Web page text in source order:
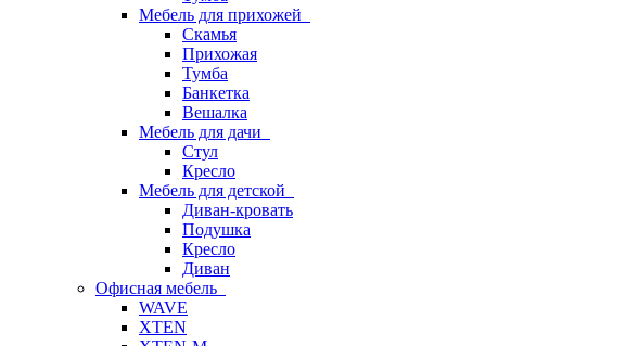
Мебель для прихожей
Скамья
Прихожая
Тумба
Банкетка
Вешалка
Мебель для дачи
Стул
Кресло
Мебель для детской
Диван-кровать
Подушка
Кресло
Диван
Офисная мебель
WAVE
XTEN